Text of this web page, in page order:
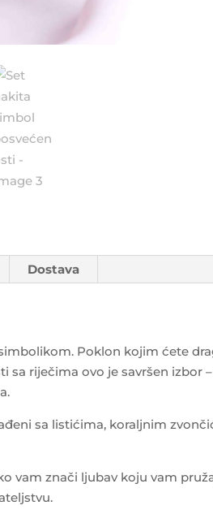
Dostava
Poklon kojim ćete
sa riječima ovo je savršen izbor
sa listićima, koraljnim
vam znači ljubav koju vam